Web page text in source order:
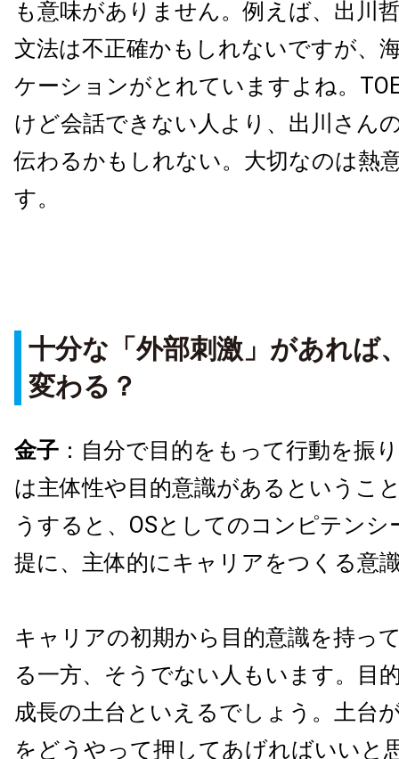
も意味がありません。例えば、出川
文法は不正確かもしれないですが、
ケーションがとれていますよね。
けど会話できない人より、出川さん
伝わるかもしれない。大切なのは熱
す。
十分な「外部刺激」があれば
変わる？
金子 ：自分で目的をもって行動を振
は主体性や目的意識があるというこ
うすると、OSとしてのコンピテンシ
提に、主体的にキャリアをつくる意
キャリアの初期から目的意識を持っ
る一方、そうでない人もいます。目
成長の土台といえるでしょう。土台
をどうやって押してあげればいいと